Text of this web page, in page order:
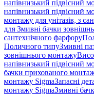
напівнизький підвісний
напівнизький підвісний
монтажу для унітазів, з
для Змивні бачки
сантехнічного фарфору
Поличного типуЗмивні
зовнішнього монтажу
напівнизький підвісний
бачки прихованого
монтажу SigmaЗапасні
монтажу SigmaЗмивні